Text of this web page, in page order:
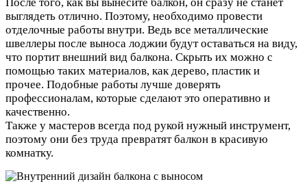
выглядеть отлично. Поэтому, необходимо провести
отделочные работы внутри. Ведь все металлические
швеллеры после выноса лоджии будут оставаться на виду,
что портит внешний вид балкона. Скрыть их можно с
помощью таких материалов, как дерево, пластик и
прочее. Подобные работы лучше доверять
профессионалам, которые сделают это оперативно и
качественно.
Также у мастеров всегда под рукой нужный инструмент,
поэтому они без труда превратят балкон в красивую
комнатку.